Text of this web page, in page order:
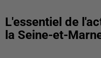
L'essentiel de
la Seine-et-